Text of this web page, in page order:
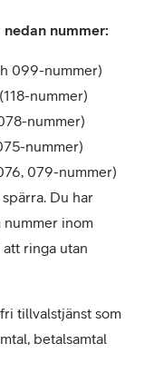
nummer:
099-nummer)
nummer)
nummer)
nummer)
079-nummer)
Du har
inom
ringa utan
tillvalstjänst som
betalsamtal